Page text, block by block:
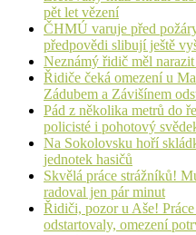
pět let vězení
ČHMÚ varuje před
předpovědi slibují ještě
Neznámý řidič měl
Řidiče čeká omezení u
Zádubem a Závišínem
Pád z několika metrů do
policisté i pohotový
Na Sokolovsku hoří
jednotek hasičů
Skvělá práce strážníků!
radoval jen pár minut
Řidiči, pozor u Aše!
odstartovaly, omezení